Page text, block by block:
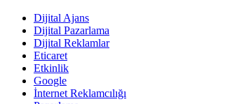
Dijital Ajans
Dijital Pazarlama
Dijital Reklamlar
Eticaret
Etkinlik
Google
İnternet Reklamcılığı